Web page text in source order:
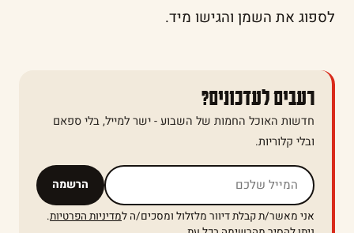
לספוג את השמן והגישו מיד.
רעבים לעדכונים?
חדשות האוכל החמות של השבוע - ישר למייל, בלי ספאם
ובלי קלוריות.
הרשמה אל תמלאו שדה זה
אני מאשר/ת קבלת דיוור מלזלול ומסכים/ה למדיניות הפרטיות.